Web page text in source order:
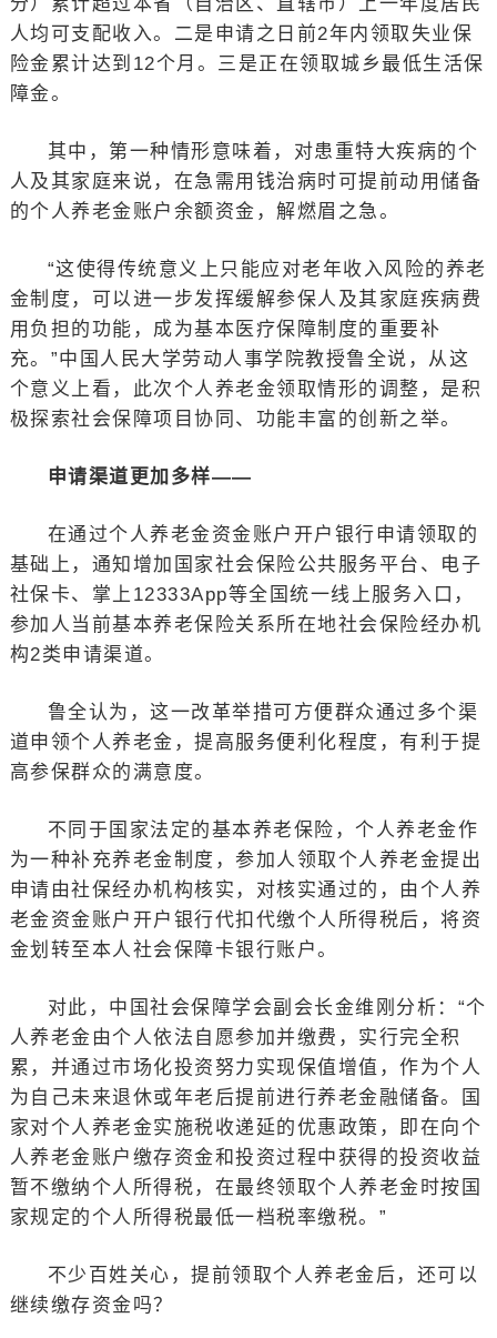
分）累计超过本省（自治区、直辖市）上一年度居民
人均可支配收入。二是申请之日前2年内领取失业保
险金累计达到12个月。三是正在领取城乡最低生活保
障金。
其中，第一种情形意味着，对患重特大疾病的个
人及其家庭来说，在急需用钱治病时可提前动用储备
的个人养老金账户余额资金，解燃眉之急。
“这使得传统意义上只能应对老年收入风险的养老
金制度，可以进一步发挥缓解参保人及其家庭疾病费
用负担的功能，成为基本医疗保障制度的重要补
充。”中国人民大学劳动人事学院教授鲁全说，从这
个意义上看，此次个人养老金领取情形的调整，是积
极探索社会保障项目协同、功能丰富的创新之举。
申请渠道更加多样——
在通过个人养老金资金账户开户银行申请领取的
基础上，通知增加国家社会保险公共服务平台、电子
社保卡、掌上12333App等全国统一线上服务入口，
参加人当前基本养老保险关系所在地社会保险经办机
构2类申请渠道。
鲁全认为，这一改革举措可方便群众通过多个渠
道申领个人养老金，提高服务便利化程度，有利于提
高参保群众的满意度。
不同于国家法定的基本养老保险，个人养老金作
为一种补充养老金制度，参加人领取个人养老金提出
申请由社保经办机构核实，对核实通过的，由个人养
老金资金账户开户银行代扣代缴个人所得税后，将资
金划转至本人社会保障卡银行账户。
对此，中国社会保障学会副会长金维刚分析：“个
人养老金由个人依法自愿参加并缴费，实行完全积
累，并通过市场化投资努力实现保值增值，作为个人
为自己未来退休或年老后提前进行养老金融储备。国
家对个人养老金实施税收递延的优惠政策，即在向个
人养老金账户缴存资金和投资过程中获得的投资收益
暂不缴纳个人所得税，在最终领取个人养老金时按国
家规定的个人所得税最低一档税率缴税。”
不少百姓关心，提前领取个人养老金后，还可以
继续缴存资金吗？